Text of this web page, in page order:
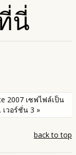
นี่
2007 เซฟไฟล์เป็น
วอร์ชั่น 3 »
back to top